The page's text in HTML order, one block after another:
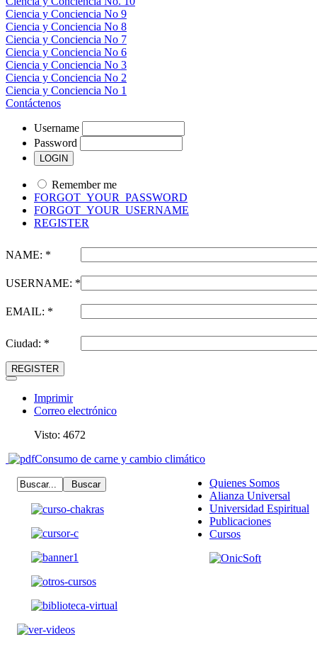
Ciencia y Conciencia No 9
Ciencia y Conciencia No 8
Ciencia y Conciencia No 7
Ciencia y Conciencia No 6
Ciencia y Conciencia No 3
Ciencia y Conciencia No 2
Ciencia y Conciencia No 1
Contáctenos
Username
Password
Remember me
FORGOT_YOUR_PASSWORD
FORGOT_YOUR_USERNAME
REGISTER
NAME: *
USERNAME: *
EMAIL: *
Ciudad: *
REGISTER
Imprimir
Correo electrónico
Visto: 4672
Consumo de carne y cambio climático
Quienes Somos
Alianza Universal
Universidad Espiritual
Publicaciones
Cursos